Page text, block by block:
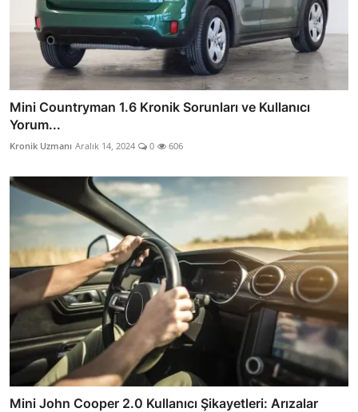
Mini Countryman 1.6 Kronik Sorunları ve Kullanıcı
Yorum...
Kronik Uzmanı Aralık 14, 2024 0 606
Mini John Cooper 2.0 Kullanıcı Şikayetleri: Arızalar